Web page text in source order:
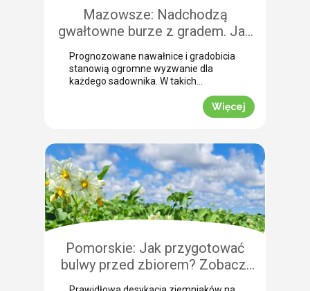
Mazowsze: Nadchodzą
gwałtowne burze z gradem. Jak
skutecznie przeprowadzić
zabezpieczenie owoców po
gradobiciu?
Prognozowane nawałnice i gradobicia
stanowią ogromne wyzwanie dla
każdego sadownika. W takich
natychmiastowe zabezpieczenie
Uszkodzona skórka to otwarta droga
dla patogenów grzybowych, które
potrafią zniszczyć owoce tuż przed
zbiorem. Nasza ekspertka Justyna
Wasiak ostrzega przed nadchodzącym
frontem burzowym i wskazuje
skuteczne rozwiązanie interwencyjne.
Więcej
Pomorskie: Jak przygotować
bulwy przed zbiorem? Zobacz,
jak przebiega profesjonalna